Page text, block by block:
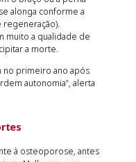
alonga conforme a
regeneração).
muito a qualidade de
a morte.
no primeiro ano após
autonomia”, alerta
à osteoporose, antes